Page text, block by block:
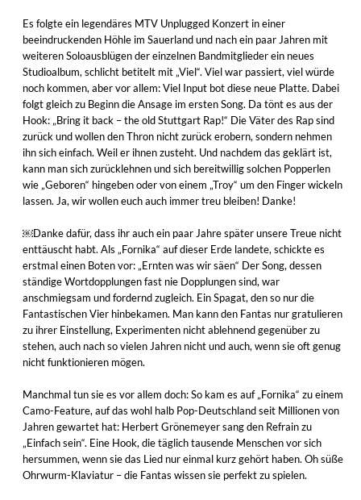
Es folgte ein legendäres MTV Unplugged Konzert in einer
beeindruckenden Höhle im Sauerland und nach ein paar Jahren mit
weiteren Soloausblügen der einzelnen Bandmitglieder ein neues
Studioalbum, schlicht betitelt mit „Viel“. Viel war passiert, viel würde
noch kommen, aber vor allem: Viel Input bot diese neue Platte. Dabei
folgt gleich zu Beginn die Ansage im ersten Song. Da tönt es aus der
Hook: „Bring it back – the old Stuttgart Rap!“ Die Väter des Rap sind
zurück und wollen den Thron nicht zurück erobern, sondern nehmen
ihn sich einfach. Weil er ihnen zusteht. Und nachdem das geklärt ist,
kann man sich zurücklehnen und sich bereitwillig solchen Popperlen
wie „Geboren“ hingeben oder von einem „Troy“ um den Finger wickeln
lassen. Ja, wir wollen euch auch immer treu bleiben! Danke!
￼Danke dafür, dass ihr auch ein paar Jahre später unsere Treue nicht
enttäuscht habt. Als „Fornika“ auf dieser Erde landete, schickte es
erstmal einen Boten vor: „Ernten was wir säen“ Der Song, dessen
ständige Wortdopplungen fast nie Dopplungen sind, war
anschmiegsam und fordernd zugleich. Ein Spagat, den so nur die
Fantastischen Vier hinbekamen. Man kann den Fantas nur gratulieren
zu ihrer Einstellung, Experimenten nicht ablehnend gegenüber zu
stehen, auch nach so vielen Jahren nicht und auch, wenn sie oft genug
nicht funktionieren mögen.
Manchmal tun sie es vor allem doch: So kam es auf „Fornika“ zu einem
Camo-Feature, auf das wohl halb Pop-Deutschland seit Millionen von
Jahren gewartet hat: Herbert Grönemeyer sang den Refrain zu
„Einfach sein“. Eine Hook, die täglich tausende Menschen vor sich
hersummen, wenn sie das Lied nur einmal kurz gehört haben. Oh süße
Ohrwurm-Klaviatur – die Fantas wissen sie perfekt zu spielen.